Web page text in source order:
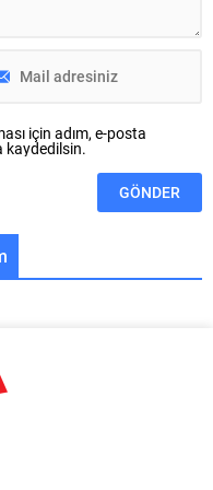
için adım, e-posta
kaydedilsin.